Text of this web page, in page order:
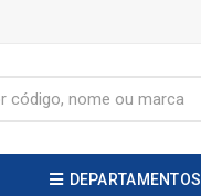
DEPARTAMENTOS